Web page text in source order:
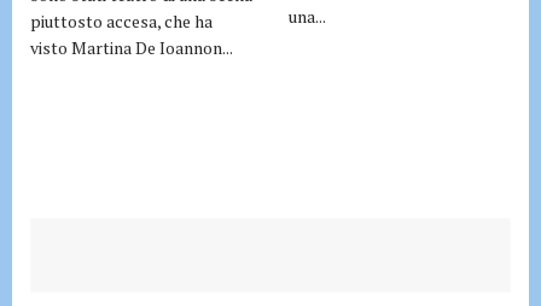
piuttosto accesa, che ha
visto Martina De Ioannon...
una...